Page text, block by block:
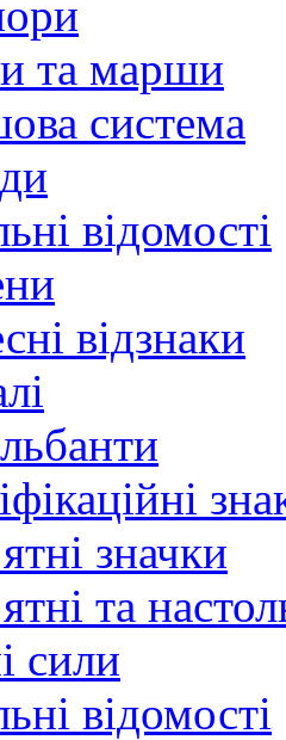
та марши
система
відомості
відзнаки
значки
та
сили
відомості